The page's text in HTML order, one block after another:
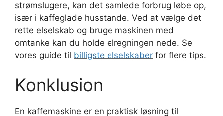
strømslugere, kan det samlede forbrug løbe op,
især i kaffeglade husstande. Ved at vælge det
rette elselskab og bruge maskinen med
omtanke kan du holde elregningen nede. Se
vores guide til billigste elselskaber for flere tips.
Konklusion
En kaffemaskine er en praktisk løsning til